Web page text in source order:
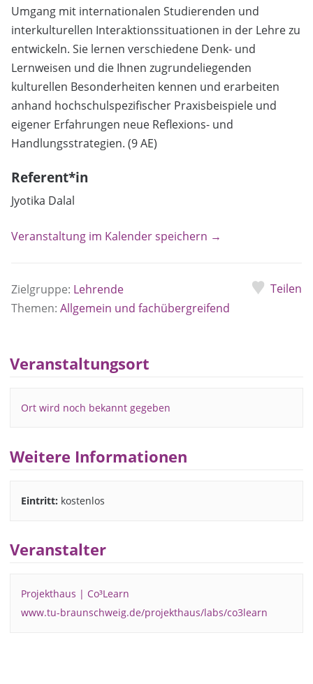
Umgang mit internationalen Studierenden und
interkulturellen Interaktionssituationen in der Lehre zu
entwickeln. Sie lernen verschiedene Denk- und
Lernweisen und die Ihnen zugrundeliegenden
kulturellen Besonderheiten kennen und erarbeiten
anhand hochschulspezifischer Praxisbeispiele und
eigener Erfahrungen neue Reflexions- und
Handlungsstrategien. (9 AE)
Referent*in
Jyotika Dalal
Veranstaltung im Kalender speichern →
Zielgruppe: Lehrende
Themen: Allgemein und fachübergreifend
Teilen
Veranstaltungsort
Ort wird noch bekannt gegeben
Weitere Informationen
Eintritt: kostenlos
Veranstalter
Projekthaus | Co³Learn
www.tu-braunschweig.de/projekthaus/labs/co3learn